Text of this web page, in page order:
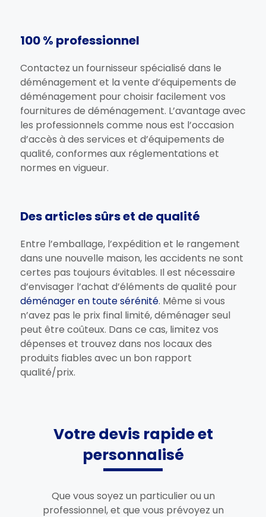
100 % professionnel
Contactez un fournisseur spécialisé dans le
déménagement et la vente d’équipements de
déménagement pour choisir facilement vos
fournitures de déménagement. L’avantage avec
les professionnels comme nous est l’occasion
d’accès à des services et d’équipements de
qualité, conformes aux réglementations et
normes en vigueur.
Des articles sûrs et de qualité
Entre l’emballage, l’expédition et le rangement
dans une nouvelle maison, les accidents ne sont
certes pas toujours évitables. Il est nécessaire
d’envisager l’achat d’éléments de qualité pour
déménager en toute sérénité. Même si vous
n’avez pas le prix final limité, déménager seul
peut être coûteux. Dans ce cas, limitez vos
dépenses et trouvez dans nos locaux des
produits fiables avec un bon rapport
qualité/prix.
Votre devis rapide et
personnalisé
Que vous soyez un particulier ou un
professionnel, et que vous prévoyez un